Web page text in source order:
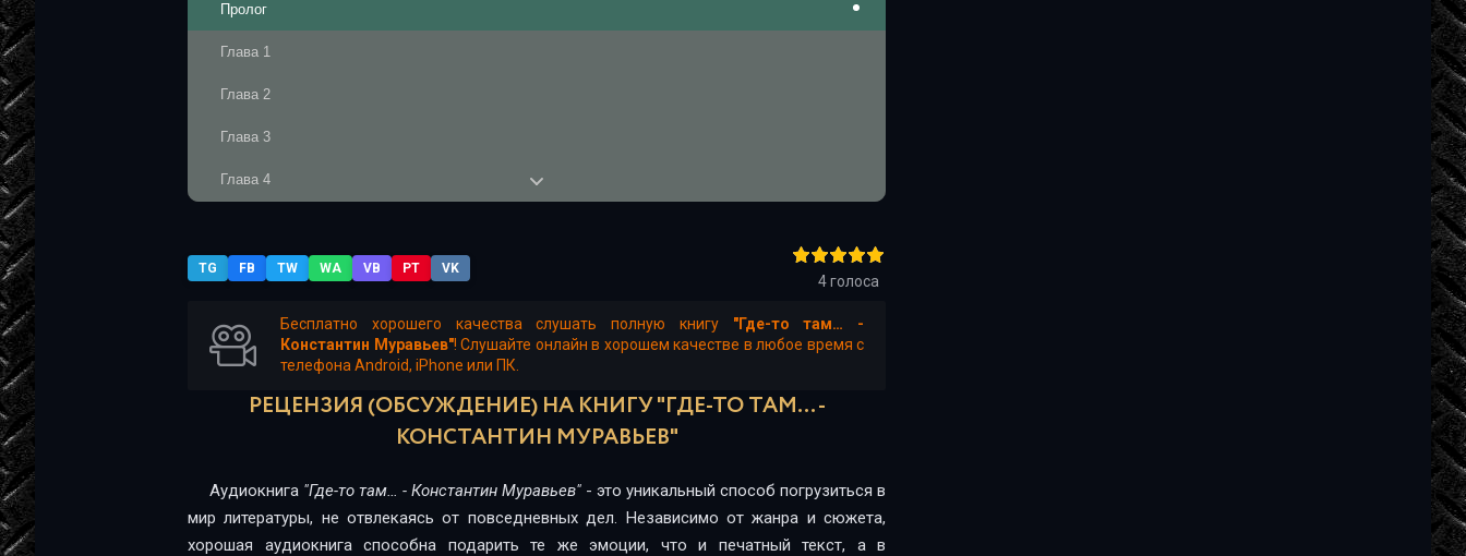
Пролог
Глава 1
Глава 2
Глава 3
Глава 4
Глава 6
Глава 8
TG FB TW WA VB PT VK
4голоса
Бесплатно хорошего качества слушать полную книгу "Где-то там… -
Константин Муравьев"! Слушайте онлайн в хорошем качестве в любое время с
телефона Android, iPhone или ПК.
РЕЦЕНЗИЯ (ОБСУЖДЕНИЕ) НА КНИГУ "ГДЕ-ТО ТАМ… -
КОНСТАНТИН МУРАВЬЕВ"
Аудиокнига "Где-то там… - Константин Муравьев"- это уникальный способ погрузиться в
мир литературы, не отвлекаясь от повседневных дел. Независимо от жанра и сюжета,
хорошая аудиокнига способна подарить те же эмоции, что и печатный текст, а в